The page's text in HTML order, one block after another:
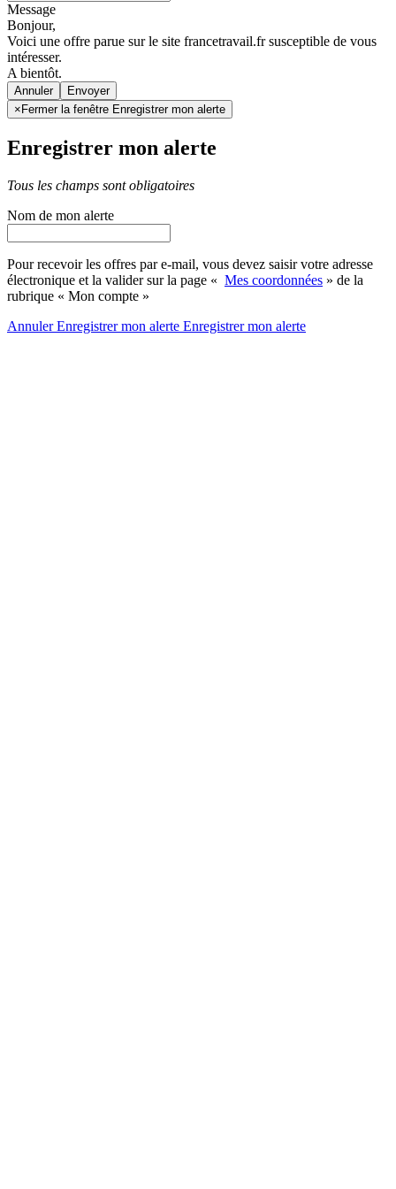
Message
Bonjour,
Voici une offre parue sur le site francetravail.fr susceptible de vous
intéresser.
A bientôt.
Annuler
×Fermer la fenêtre Enregistrer mon alerte
Enregistrer mon alerte
Tous les champs sont obligatoires
Nom de mon alerte
Pour recevoir les offres par e-mail, vous devez saisir votre adresse
électronique et la valider sur la page « Mes coordonnées » de la
rubrique « Mon compte »
AnnulerEnregistrer mon alerte Enregistrermon alerte